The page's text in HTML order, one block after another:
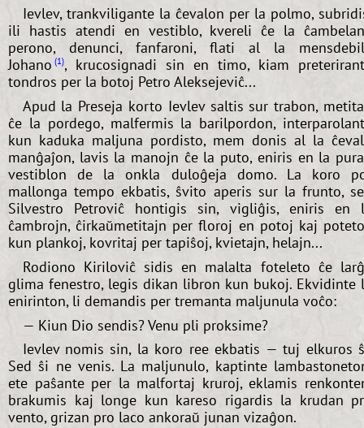
Ievlev, trankviligante la ĉevalon per la polmo,
ili hastis atendi en vestiblo, kvereli ĉe la
perono, denunci, fanfaroni, flati al la
Johano 1 , krucosignadi sin en timo, kiam
tondros per la botoj Petro Aleksejeviĉ...
Apud la Preseja korto Ievlev saltis sur trabon,
ĉe la pordego, malfermis la barilpordon,
kun kaduka maljuna pordisto, mem donis al la
manĝaĵon, lavis la manojn ĉe la puto, eniris en la
vestiblon de la onkla duloĝeja domo. La koro
mallonga tempo ekbatis, ŝvito aperis sur la frunto,
Silvestro Petroviĉ hontigis sin, vigliĝis, eniris en
ĉambrojn, ĉirkaŭmetitajn per floroj en potoj kaj
kun plankoj, kovritaj per tapiŝoj, kvietajn, helajn...
Rodiono Kiriloviĉ sidis en malalta foteleto ĉe
glima fenestro, legis dikan libron kun bukoj. Ekvidinte
enirinton, li demandis per tremanta maljunula voĉo:
— Kiun Dio sendis? Venu pli proksime?
Ievlev nomis sin, la koro ree ekbatis — tuj elkuros
Sed ŝi ne venis. La maljunulo, kaptinte
ete paŝante per la malfortaj kruroj, eklamis
brakumis kaj longe kun kareso rigardis la krudan
vento, grizan pro laco ankoraŭ junan vizaĝon.